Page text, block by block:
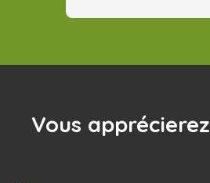
Vous apprécierez